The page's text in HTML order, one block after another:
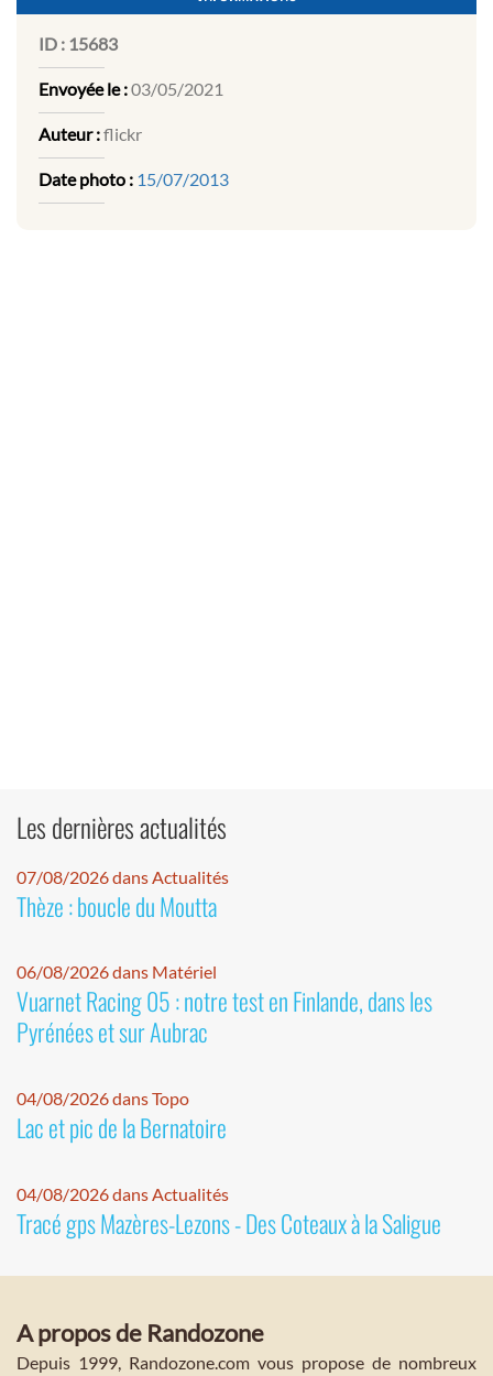
ID : 15683
Envoyée le :03/05/2021
Auteur :flickr
Date photo : 15/07/2013
Les dernières actualités
07/08/2026 dans Actualités
Thèze : boucle du Moutta
06/08/2026 dans Matériel
Vuarnet Racing 05 : notre test en Finlande, dans les
Pyrénées et sur Aubrac
04/08/2026 dans Topo
Lac et pic de la Bernatoire
04/08/2026 dans Actualités
Tracé gps Mazères-Lezons - Des Coteaux à la Saligue
A propos de Randozone
Depuis 1999, Randozone.com vous propose de nombreux